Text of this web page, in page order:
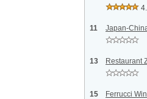
11 Japan-
13 Restaurant
15 Ferrucci